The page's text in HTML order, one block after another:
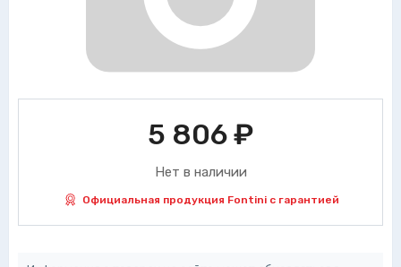
5 806₽
Нет в наличии
Официальная продукция Fontini с гарантией